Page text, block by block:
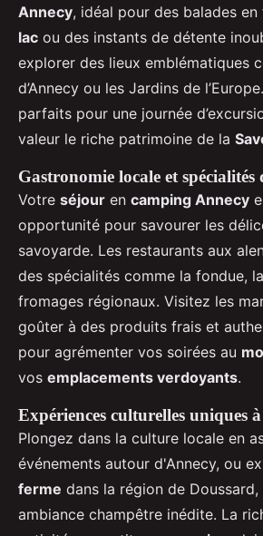
Annecy, idéal pour des balades en
lac ou des instants de détente
explorer des lieux emblématiques
d’Annecy ou les Jardins de
parfaits pour une journée
valeur le riche patrimoine de la
Gastronomie locale et spécialités
Votre séjour en camping Annecy
opportunité pour savourer les
savoyarde. Les restaurants aux
des spécialités comme la fondue,
fromages régionaux. Visitez les
goûter à des produits frais et
pour agrémenter vos soirées au
vos emplacements verdoyants.
Expériences culturelles uniques
Plongez dans la culture locale en
événements autour d'Annecy, ou
ferme dans la région de
ambiance champêtre inédite. La